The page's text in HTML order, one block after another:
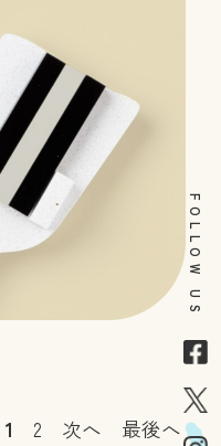
1 2 次へ 最後へ
FOLLOW US